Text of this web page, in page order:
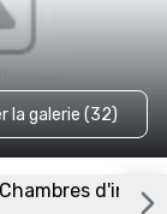
la galerie (32)
Chambres